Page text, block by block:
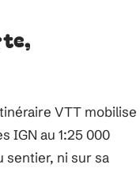
VTT mobilise
IGN au 1:25 000
sentier, ni sur sa